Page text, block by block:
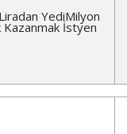
YediMilyon
Kazanmak İstyen